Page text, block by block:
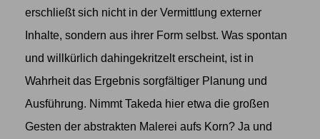
erschließt sich nicht in der Vermittlung externer
Inhalte, sondern aus ihrer Form selbst. Was spontan
und willkürlich dahingekritzelt erscheint, ist in
Wahrheit das Ergebnis sorgfältiger Planung und
Ausführung. Nimmt Takeda hier etwa die großen
Gesten der abstrakten Malerei aufs Korn? Ja und